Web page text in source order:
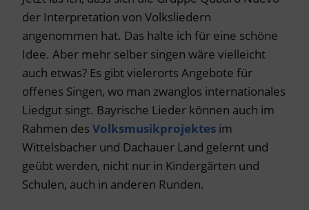
der Interpretation von Volksliedern
angenommen hat. Das halte ich für eine schöne
Idee. Aber mehr selber singen wäre vielleicht
auch etwas? Es gibt vielerorts Angebote für
offenes Singen, wo man zwanglos internationales
Liedgut singt. Bayrische Lieder können auch im
Rahmen des Volksmusikprojektes im
Wittelsbacher und Dachauer Land gelernt und
geübt werden, nicht nur in Kindergärten und
Schulen, auch in anderen Runden.